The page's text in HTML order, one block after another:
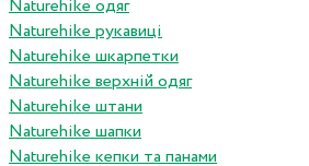
Naturehike одяг
Naturehike рукавиці
Naturehike шкарпетки
Naturehike верхній одяг
Naturehike штани
Naturehike шапки
Naturehike кепки та панами